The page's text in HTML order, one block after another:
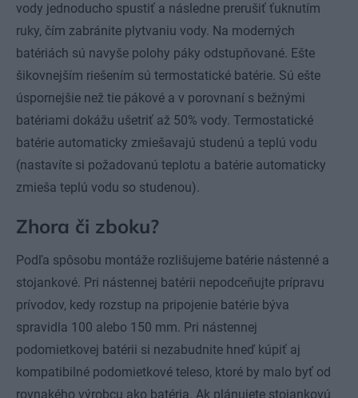
vody jednoducho spustiť a následne prerušiť ťuknutím
ruky, čím zabránite plytvaniu vody. Na moderných
batériách sú navyše polohy páky odstupňované. Ešte
šikovnejším riešením sú termostatické batérie. Sú ešte
úspornejšie než tie pákové a v porovnaní s bežnými
batériami dokážu ušetriť až 50% vody. Termostatické
batérie automaticky zmiešavajú studenú a teplú vodu
(nastavíte si požadovanú teplotu a batérie automaticky
zmieša teplú vodu so studenou).
Zhora či zboku?
Podľa spôsobu montáže rozlišujeme batérie nástenné a
stojankové. Pri nástennej batérii nepodceňujte prípravu
prívodov, kedy rozstup na pripojenie batérie býva
spravidla 100 alebo 150 mm. Pri nástennej
podomietkovej batérii si nezabudnite hneď kúpiť aj
kompatibilné podomietkové teleso, ktoré by malo byť od
rovnakého výrobcu ako batéria. Ak plánujete stojankovú